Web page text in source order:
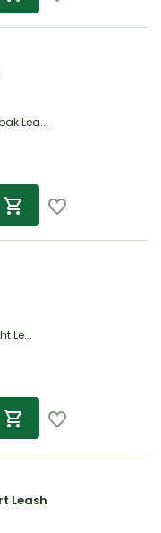
Lea...
Le...
Leash